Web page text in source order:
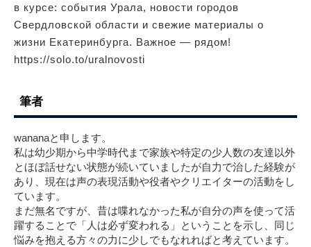
в курсе: события Урала, новости городов
Свердловской области и свежие материалы о
жизни Екатеринбурга. Важное — рядом!
https://solo.to/uralnovosti
筆者
wananaと申します。
私は幼少期から中学時代まで家族や特定の少人数の友達以外
とほぼ話せない状態が続いていましたが自力で治した経験が
あり、現在は声の表現活動や役者やクリエイターの活動をし
ています。
まだ無名ですが、昔は喋れなかった私が自分の声を使って活
躍することで「人は必ず変われる」ということを示し、同じ
悩みを抱える方々の力に少しでもなれればと考えています。